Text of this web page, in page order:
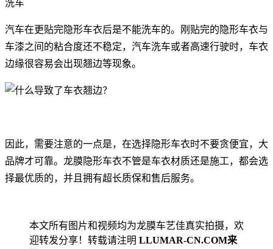
洗车
汽车在更贴完隐形车衣后是不能洗车的。刚贴完的隐形车衣与
车漆之间的粘合度还不稳定，汽车洗车或者高速行驶时，车衣
边缘很容易会出现翘边等现象。
因此，需要注意的一点是，在选择隐形车衣时不要贪便宜，大
品牌才可靠。龙膜隐形车衣不管是车衣材质还是施工，都会选
择最优质的，并且拥有超长质保和售后服务。
本文所有图片和视频均为龙膜车艺佳真实拍摄，欢
迎转发分享！转载请注明 LLUMAR-CN.COM来